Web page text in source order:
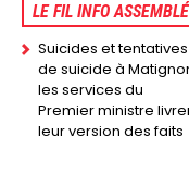
LE FIL INFO
Suicides et tentatives
de suicide à
les services du
Premier ministre
leur version des faits